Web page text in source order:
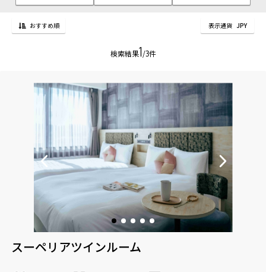
おすすめ順 表示通貨 JPY
検索結果1/3件
スーペリアツインルーム